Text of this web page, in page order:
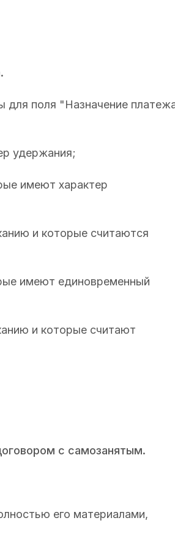
для поля "Назначение
удержания;
имеют характер
и которые считаются
имеют единовременный
и которые считают
с самозанятым.
его материалами,